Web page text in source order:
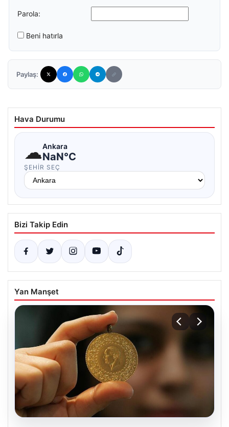
Parola:
Beni hatırla
Paylaş:
Hava Durumu
☁Ankara
NaN°C
ŞEHIR SEÇ
Bizi Takip Edin
Yan Manşet